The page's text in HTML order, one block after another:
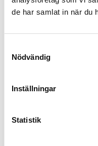
de har samlat in när du
Nödvändig
Inställningar
Statistik